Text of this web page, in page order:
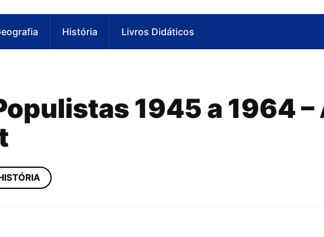
História Livros Didáticos
1945 a 1964